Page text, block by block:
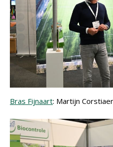
Bras Fijnaart: Martijn